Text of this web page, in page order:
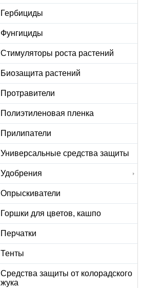
Гербициды
Фунгициды
Стимуляторы роста растений
Биозащита растений
Протравители
Полиэтиленовая пленка
Прилипатели
Универсальные средства защиты
Удобрения
Опрыскиватели
Горшки для цветов, кашпо
Перчатки
Тенты
Средства защиты от колорадского
жука